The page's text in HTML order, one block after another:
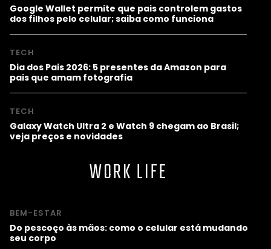
Google Wallet permite que pais controlem gastos
dos filhos pelo celular; saiba como funciona
TECH
Dia dos Pais 2026: 5 presentes da Amazon para
pais que amam fotografia
TECH
Galaxy Watch Ultra 2 e Watch 9 chegam ao Brasil;
veja preços e novidades
WORK LIFE
BEM-ESTAR
Do pescoço às mãos: como o celular está mudando
seu corpo